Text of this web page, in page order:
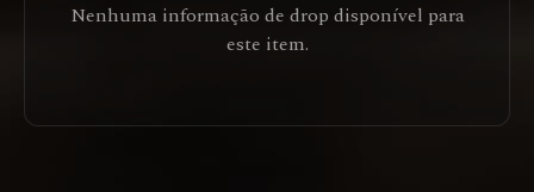
Nenhuma informação de drop disponível para
este item.